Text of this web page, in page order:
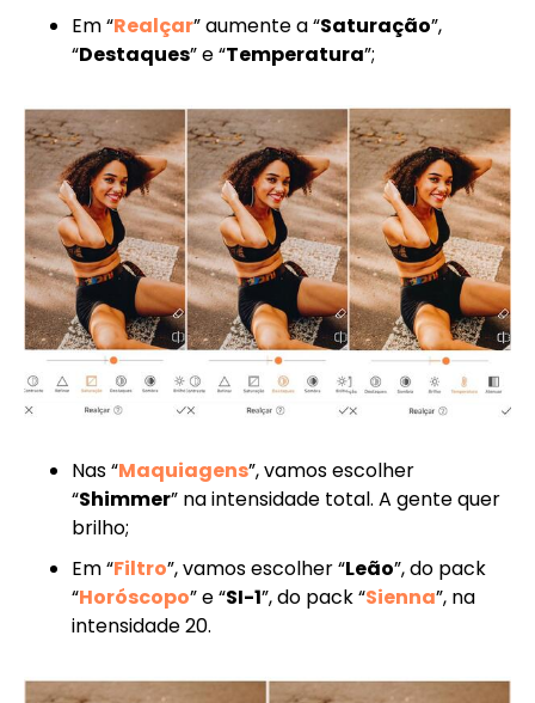
Em “Realçar” aumente a “Saturação”,
“Destaques” e “Temperatura”;
Nas “Maquiagens”, vamos escolher
“Shimmer” na intensidade total. A gente quer
brilho;
Em “Filtro”, vamos escolher “Leão”, do pack
“Horóscopo” e “SI-1”, do pack “Sienna”, na
intensidade 20.